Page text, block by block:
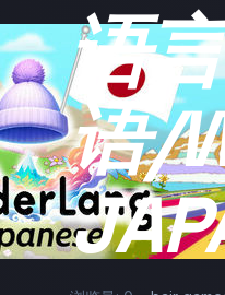
语
语/